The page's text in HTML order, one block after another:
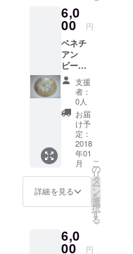
品にも
付属す
る事が
ありま
すが、
これは
12枚の
内にカ
ウント
されま
せん。
A4サイ
ズのチ
ラシか
名刺
カード
(91×55
かお願
いしま
レット
(護符、
お守り)
のスト
ラップ
バー
ジョン
です。
使用石
は ほた
る玉(黒
地に水
色～青
の模様)
シーブ
ルーカ
ルセド
ルーフ
ローラ
6,0
00 円
ベネチ
アン
ビーズ
を使用
したア
ミュ
レット
(護符、
お守り)
のスト
ラップ
バー
ジョン
です。
使用石
は ベネ
ビーズ
ヌーボ
支援
者：
0人
お届
け予
定：
2018
年01
月
詳細を見る
こ
の
リ
タ
ー
ン
を
選
択
す
る
6,0
00 円